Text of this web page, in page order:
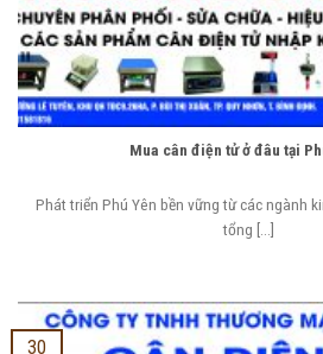
Mua cân điện tử ở đâu tại
Phát triển Phú Yên bền vững từ các ngành
tổng [...]
30